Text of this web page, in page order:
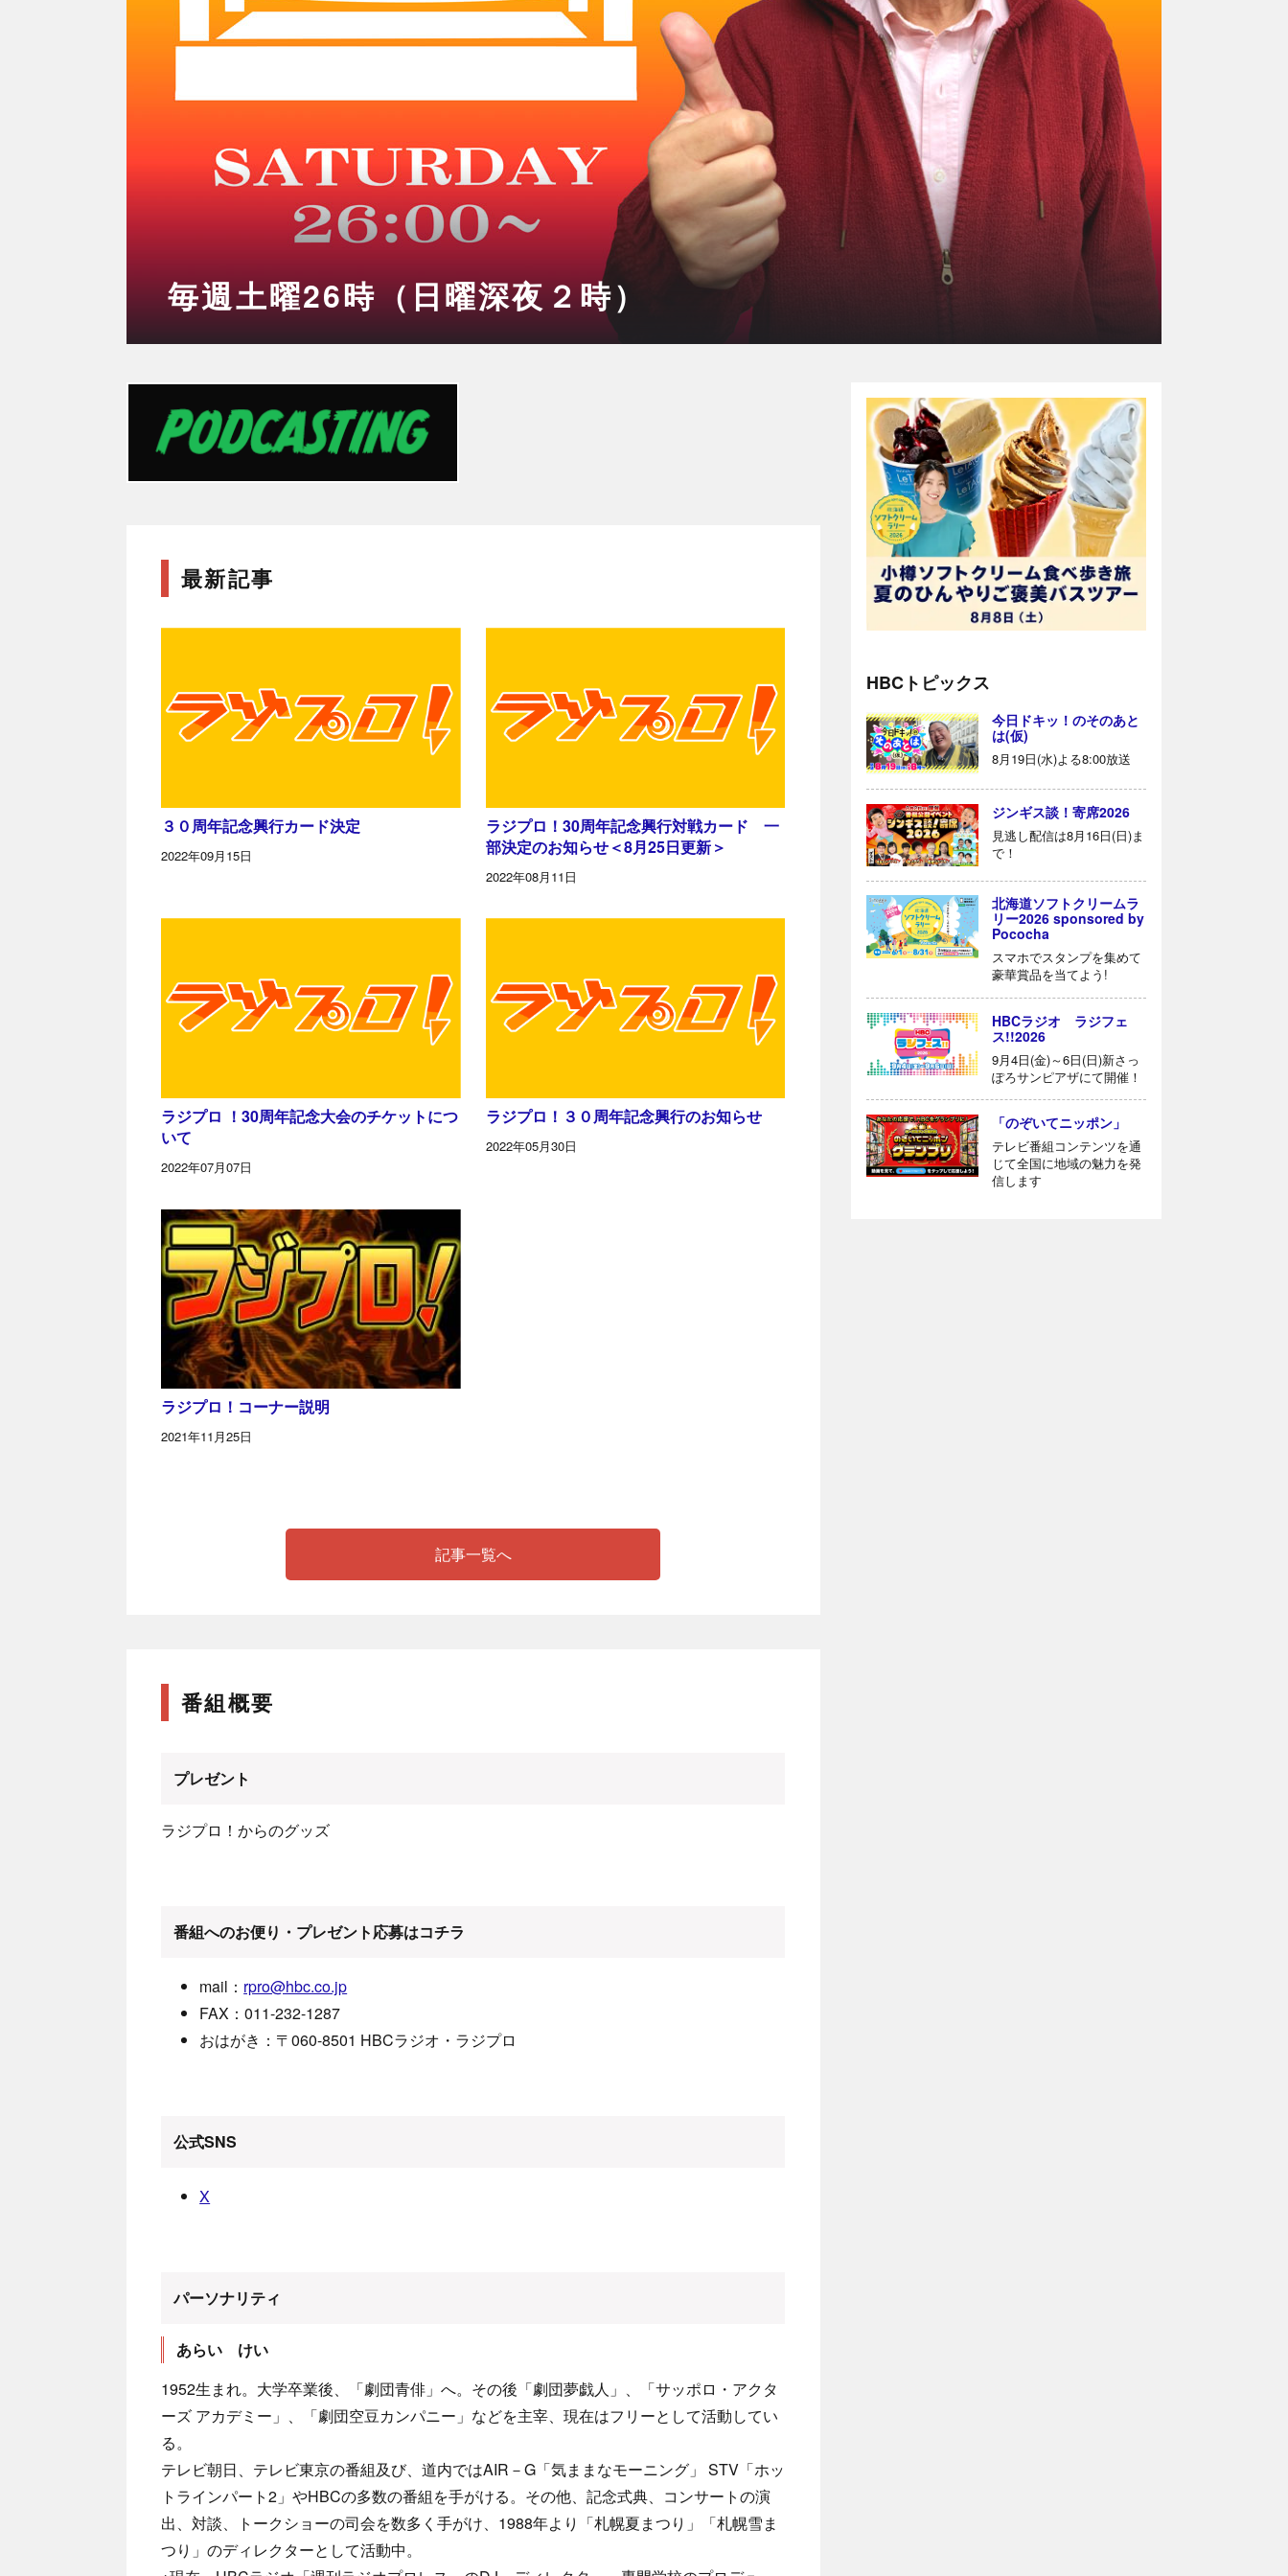
毎週土曜26時（日曜深夜２時）
最新記事
３０周年記念興行カード決定
2022年09月15日
ラジプロ！30周年記念興行対戦カード 一
部決定のお知らせ＜8月25日更新＞
2022年08月11日
ラジプロ ！30周年記念大会のチケットにつ
いて
2022年07月07日
ラジプロ！３０周年記念興行のお知らせ
2022年05月30日
ラジプロ！コーナー説明
2021年11月25日
記事一覧へ
番組概要
プレゼント
ラジプロ！からのグッズ
番組へのお便り・プレゼント応募はコチラ
mail： rpro@hbc.co.jp
FAX：011-232-1287
おはがき：〒060-8501 HBCラジオ・ラジプロ
公式SNS
X
パーソナリティ
あらい けい
1952生まれ。大学卒業後、「劇団青俳」へ。その後「劇団夢戯人」、「サッポロ・アクタ
ーズ アカデミー」、「劇団空豆カンパニー」などを主宰、現在はフリーとして活動してい
る。
テレビ朝日、テレビ東京の番組及び、道内ではAIR－G「気ままなモーニング」 STV「ホッ
トラインパート2」やHBCの多数の番組を手がける。その他、記念式典、コンサートの演
出、対談、トークショーの司会を数多く手がけ、1988年より「札幌夏まつり」「札幌雪ま
つり」のディレクターとして活動中。
HBCトピックス
今日ドキッ！のそのあと
は(仮)
8月19日(水)よる8:00放送
ジンギス談！寄席2026
見逃し配信は8月16日(日)ま
で！
北海道ソフトクリームラ
リー2026 sponsored by
Pococha
スマホでスタンプを集めて
豪華賞品を当てよう!
HBCラジオ ラジフェ
ス!!2026
9月4日(金)～6日(日)新さっ
ぽろサンピアザにて開催！
「のぞいてニッポン」
テレビ番組コンテンツを通
じて全国に地域の魅力を発
信します